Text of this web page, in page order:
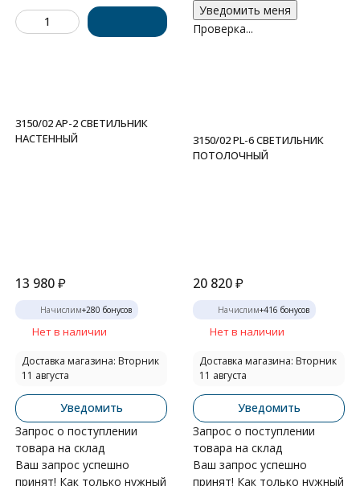
Проверка...
3150/02 AP-2 СВЕТИЛЬНИК
НАСТЕННЫЙ
13 980₽
Начислим+280 бонусов
Нет в наличии
Доставка магазина: Вторник
11 августа
Уведомить
Запрос о поступлении
товара на склад
Ваш запрос успешно
принят! Как только нужный
3150/02 PL-6 СВЕТИЛЬНИК
ПОТОЛОЧНЫЙ
20 820₽
Начислим+416 бонусов
Нет в наличии
Доставка магазина: Вторник
11 августа
Уведомить
Запрос о поступлении
товара на склад
Ваш запрос успешно
принят! Как только нужный